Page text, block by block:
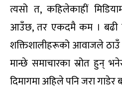
त्यसो त, कहिलेकाहीं
आउँछ, तर एकदमै कम । बढी
शक्तिशालीहरूको आवाजले ठाउँ
मान्छे समाचारका स्रोत हुन्
दिमागमा अहिले पनि जरा